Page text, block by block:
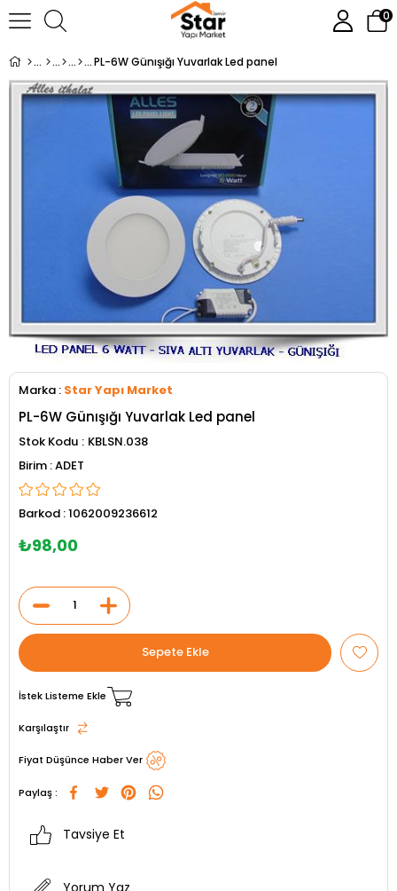
0
PL-6W Günışığı Yuvarlak Led panel
Marka : Star Yapı Market
PL-6W Günışığı Yuvarlak Led panel
Stok Kodu
KBLSN.038
ADET
Barkod :1062009236612
₺98,00
İstek Listeme Ekle
Karşılaştır
Fiyat Düşünce Haber Ver
Paylaş :
Tavsiye Et